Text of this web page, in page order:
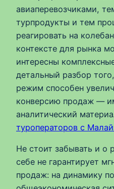
авиаперевозчиками,
турпродукты и тем
реагировать на
контексте для рынка
интересны
детальный разбор
режим способен
конверсию продаж —
аналитический
туроператоров с
Не стоит забывать и о
себе не гарантирует
продаж: на динамику